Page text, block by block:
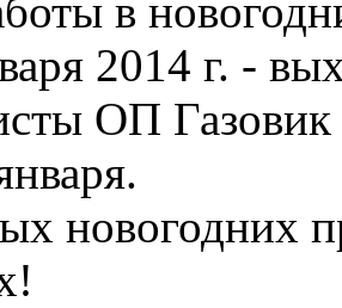
в
2014 г. -
ОП
новогодних